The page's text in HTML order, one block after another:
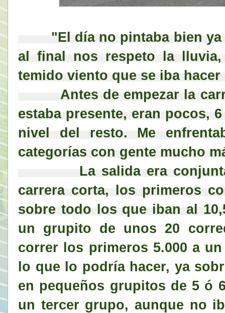
al final nos respeto la
temido viento que se iba
estaba presente, eran pocos,
nivel del resto. Me
categorías con gente mucho
carrera corta, los primeros
sobre todo los que iban al
un grupito de unos 20
correr los primeros 5.000 a
lo que lo podría hacer, ya
en pequeños grupitos de 5 ó
un tercer grupo, aunque no